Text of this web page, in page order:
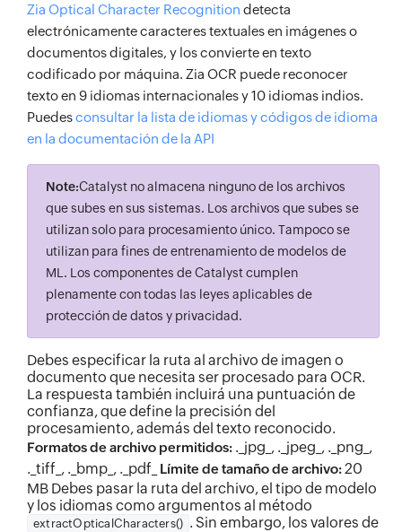
Zia Optical Character Recognition detecta
electrónicamente caracteres textuales en imágenes o
documentos digitales, y los convierte en texto
codificado por máquina. Zia OCR puede reconocer
texto en 9 idiomas internacionales y 10 idiomas indios.
Puedesconsultar la lista de idiomas y códigos de idioma
en la documentación de la API
Note:Catalyst no almacena ninguno de los archivos
que subes en sus sistemas. Los archivos que subes se
utilizan solo para procesamiento único. Tampoco se
utilizan para fines de entrenamiento de modelos de
ML. Los componentes de Catalyst cumplen
plenamente con todas las leyes aplicables de
protección de datos y privacidad.
Debes especificar la ruta al archivo de imagen o
documento que necesita ser procesado para OCR.
La respuesta también incluirá una puntuación de
confianza, que define la precisión del
procesamiento, además del texto reconocido.
Formatos de archivo permitidos: ._jpg_, ._jpeg_, ._png_,
._tiff_, ._bmp_, ._pdf_
Límite de tamaño de archivo:20
MB Debes pasar la ruta del archivo, el tipo de modelo
y los idiomas como argumentos al método
extractOpticalCharacters() . Sin embargo, los valores de